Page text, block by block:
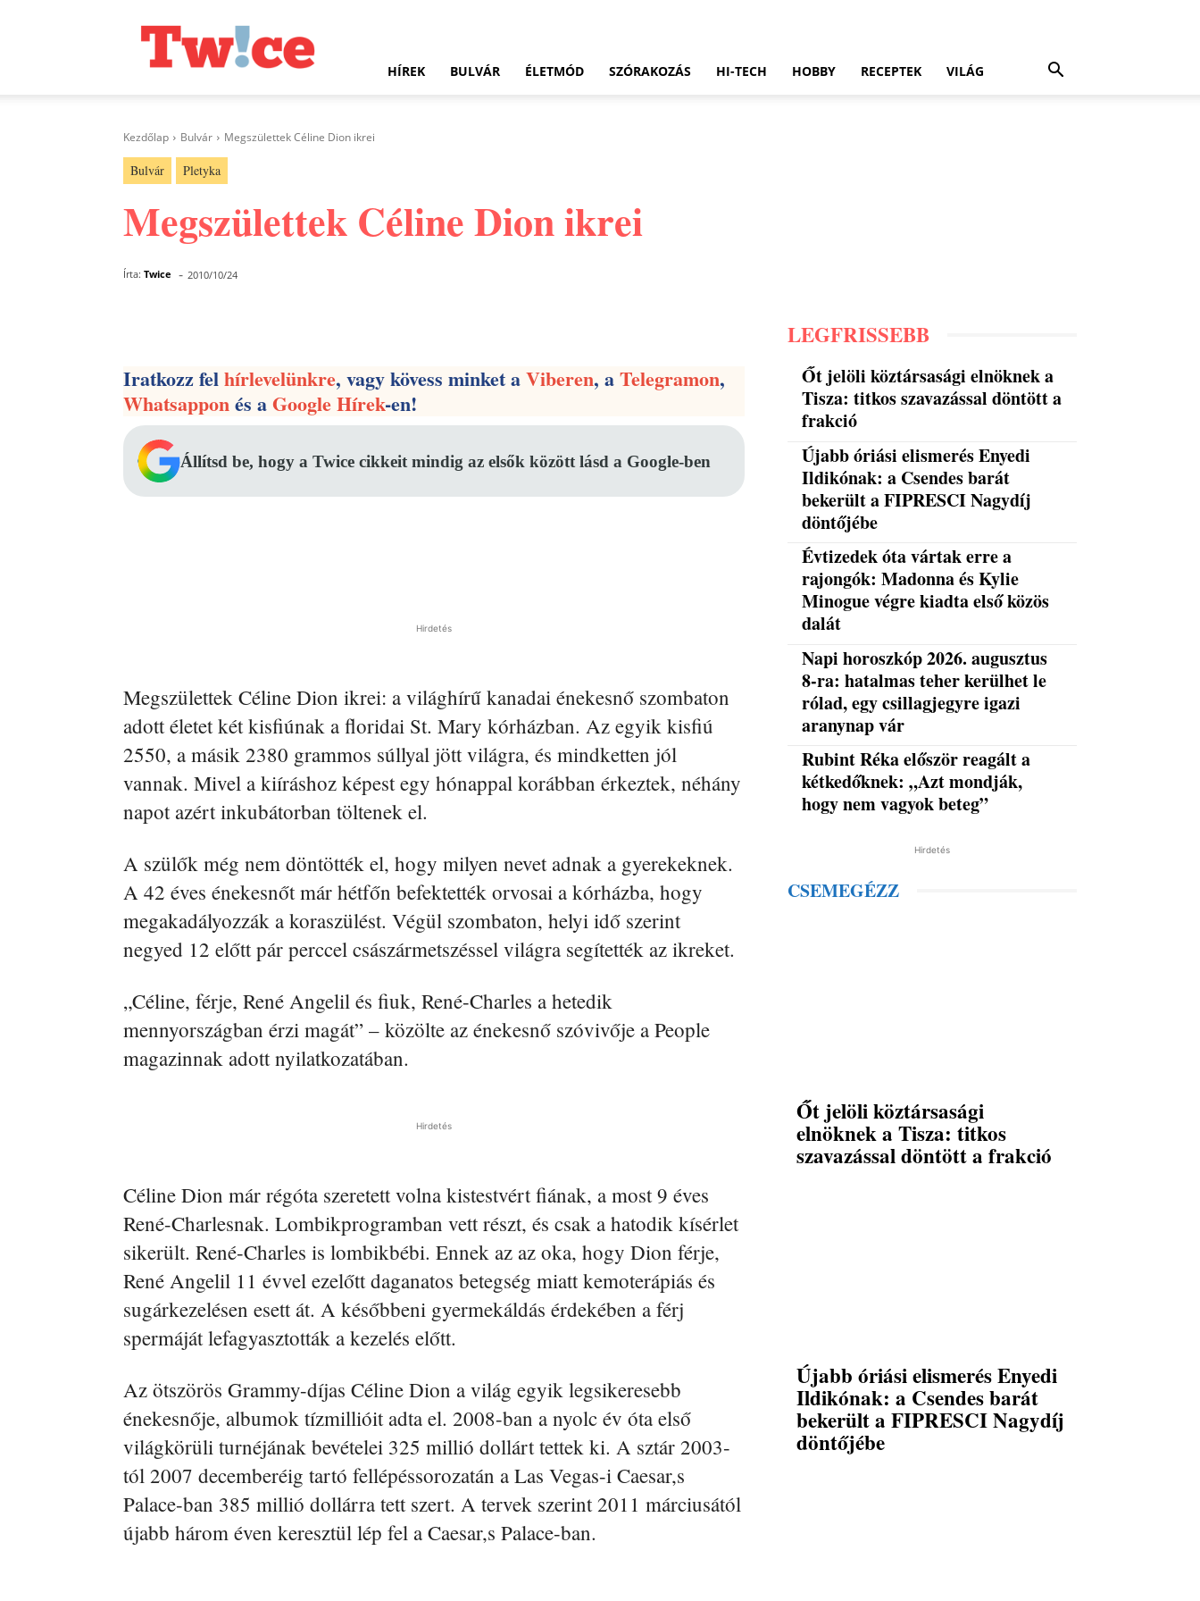
HÍREK BULVÁR ÉLETMÓD SZÓRAKOZÁS HI-TECH HOBBY RECEPTEK VILÁG
Kezdőlap Bulvár Megszülettek Céline Dion ikrei
Bulvár Pletyka
Megszülettek Céline Dion ikrei
Írta: Twice - 2010/10/24
Iratkozz felhírlevelünkre, vagy kövess minket aViberen, aTelegramon,
Whatsapponés aGoogle Hírek-en!
Állítsd be, hogy a Twice cikkeit mindig az elsők között lásd a Google-ben
Hirdetés
Megszülettek Céline Dion ikrei: a világhírű kanadai énekesnő szombaton
adott életet két kisfiúnak a floridai St. Mary kórházban. Az egyik kisfiú
2550, a másik 2380 grammos súllyal jött világra, és mindketten jól
vannak. Mivel a kiíráshoz képest egy hónappal korábban érkeztek, néhány
napot azért inkubátorban töltenek el.
A szülők még nem döntötték el, hogy milyen nevet adnak a gyerekeknek.
A 42 éves énekesnőt már hétfőn befektették orvosai a kórházba, hogy
megakadályozzák a koraszülést. Végül szombaton, helyi idő szerint
negyed 12 előtt pár perccel császármetszéssel világra segítették az ikreket.
„Céline, férje, René Angelil és fiuk, René-Charles a hetedik
mennyországban érzi magát” – közölte az énekesnő szóvivője a People
magazinnak adott nyilatkozatában.
Hirdetés
Céline Dion már régóta szeretett volna kistestvért fiának, a most 9 éves
René-Charlesnak. Lombikprogramban vett részt, és csak a hatodik kísérlet
sikerült. René-Charles is lombikbébi. Ennek az az oka, hogy Dion férje,
René Angelil 11 évvel ezelőtt daganatos betegség miatt kemoterápiás és
sugárkezelésen esett át. A későbbeni gyermekáldás érdekében a férj
spermáját lefagyasztották a kezelés előtt.
Az ötszörös Grammy-díjas Céline Dion a világ egyik legsikeresebb
énekesnője, albumok tízmillióit adta el. 2008-ban a nyolc év óta első
világkörüli turnéjának bevételei 325 millió dollárt tettek ki. A sztár 2003-
tól 2007 decemberéig tartó fellépéssorozatán a Las Vegas-i Caesar,s
Palace-ban 385 millió dollárra tett szert. A tervek szerint 2011 márciusától
újabb három éven keresztül lép fel a Caesar,s Palace-ban.
LEGFRISSEBB
Őt jelöli köztársasági elnöknek a
Tisza: titkos szavazással döntött a
frakció
Újabb óriási elismerés Enyedi
Ildikónak: a Csendes barát
bekerült a FIPRESCI Nagydíj
döntőjébe
Évtizedek óta vártak erre a
rajongók: Madonna és Kylie
Minogue végre kiadta első közös
dalát
Napi horoszkóp 2026. augusztus
8-ra: hatalmas teher kerülhet le
rólad, egy csillagjegyre igazi
aranynap vár
Rubint Réka először reagált a
kétkedőknek: „Azt mondják,
hogy nem vagyok beteg”
Hirdetés
CSEMEGÉZZ
Őt jelöli köztársasági
elnöknek a Tisza: titkos
szavazással döntött a frakció
Újabb óriási elismerés Enyedi
Ildikónak: a Csendes barát
bekerült a FIPRESCI Nagydíj
döntőjébe